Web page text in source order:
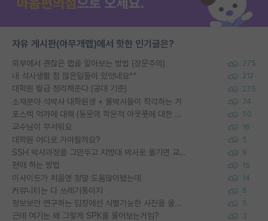
자유 게시판(아무개랩)에서 핫한 인기글은?
외부에서 괜찮은 랩을 알아보는 방법 (장문주의) 275
내 석사생활 참 많은일들이 있엇네요^^ 212
대학원 월급 정리해준다 (공대 기준) 275
소재분야 석박사 대학원생 + 물박사들이 착각하는 거 74
포스텍 억까에 대해 (동문의 학문적 아웃풋에 대한 반박) 50
교수님이 무서워요 16
대학원 어디로 가야할까요? 5
SSH 박사과정을 그만두고 지방대 박사로 옮기면 교수의 꿈은 끝일까요? 9
편애 하는 방법 15
이사이트가 처음엔 정말 도움많이됐는데 14
커뮤니티는 다 쓰레기통이지 6
정보보안 연구하는 입장에선 식별가능한 사진을 올리는건 비추이긴함 5
근데 여기는 왜 그렇게 SPK를 물어보는거임? 3